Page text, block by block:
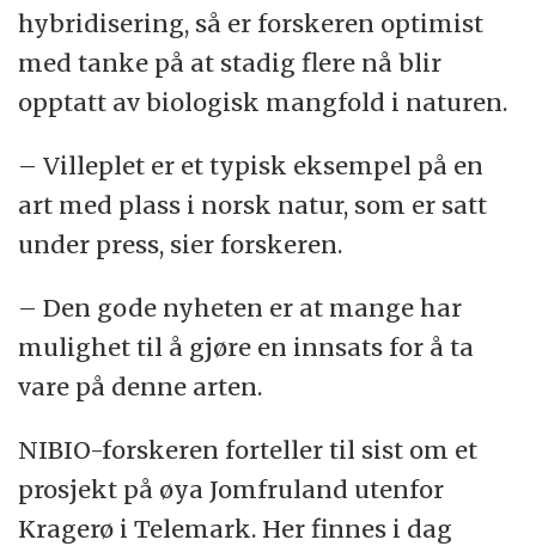
hybridisering, så er forskeren optimist
med tanke på at stadig flere nå blir
opptatt av biologisk mangfold i naturen.
– Villeplet er et typisk eksempel på en
art med plass i norsk natur, som er satt
under press, sier forskeren.
– Den gode nyheten er at mange har
mulighet til å gjøre en innsats for å ta
vare på denne arten.
NIBIO-forskeren forteller til sist om et
prosjekt på øya Jomfruland utenfor
Kragerø i Telemark. Her finnes i dag